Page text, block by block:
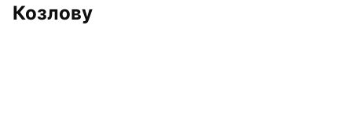
Козлову